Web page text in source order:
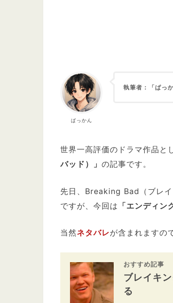
ぱっかん
執筆者：「ぱっ
世界一高評価のドラマ作品と
バッド）」 の記事です。
先日、Breaking Bad（ブレ
ですが、今回は 「エンディン
当然ネタバレが含まれますの
おすすめ記事
ブレイキ
る